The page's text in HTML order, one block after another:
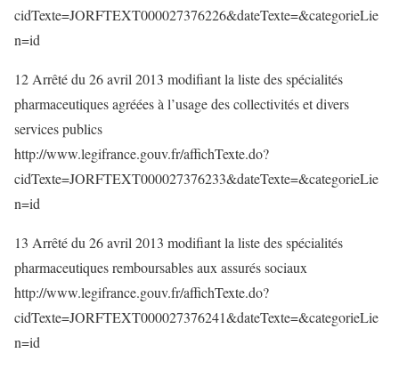
cidTexte=JORFTEXT000027376226&dateTexte=&categorieLie
n=id
12 Arrêté du 26 avril 2013 modifiant la liste des spécialités
pharmaceutiques agréées à l’usage des collectivités et divers
services publics
http://www.legifrance.gouv.fr/affichTexte.do?
cidTexte=JORFTEXT000027376233&dateTexte=&categorieLie
n=id
13 Arrêté du 26 avril 2013 modifiant la liste des spécialités
pharmaceutiques remboursables aux assurés sociaux
http://www.legifrance.gouv.fr/affichTexte.do?
cidTexte=JORFTEXT000027376241&dateTexte=&categorieLie
n=id